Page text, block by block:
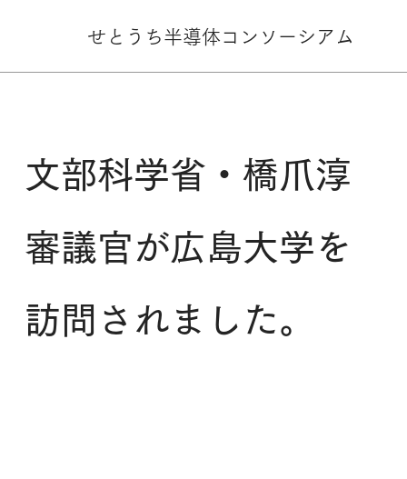
せとうち半導体コンソーシアム
文部科学省・橋爪淳
審議官が広島大学を
訪問されました。